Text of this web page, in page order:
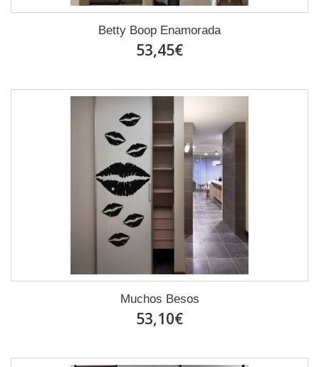
Betty Boop Enamorada
53,45€
Muchos Besos
53,10€